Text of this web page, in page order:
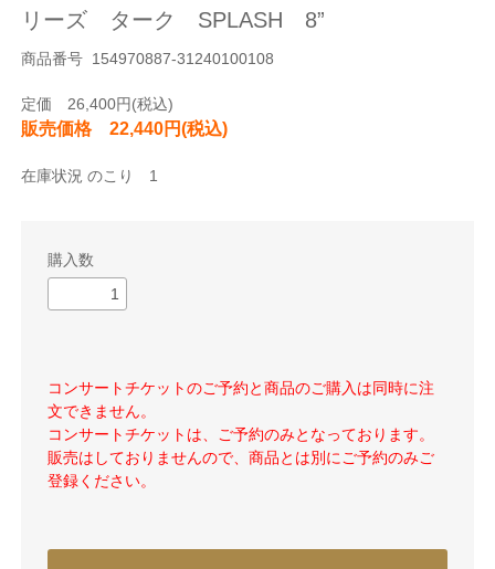
リーズ ターク SPLASH 8”
商品番号 154970887-31240100108
定価 26,400円(税込)
販売価格 22,440円(税込)
在庫状況 のこり 1
購入数
コンサートチケットのご予約と商品のご購入は同時に注
文できません。
コンサートチケットは、ご予約のみとなっております。
販売はしておりませんので、商品とは別にご予約のみご
登録ください。